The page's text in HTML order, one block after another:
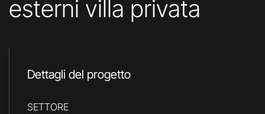
esterni villa privata
Dettagli del progetto
SETTORE